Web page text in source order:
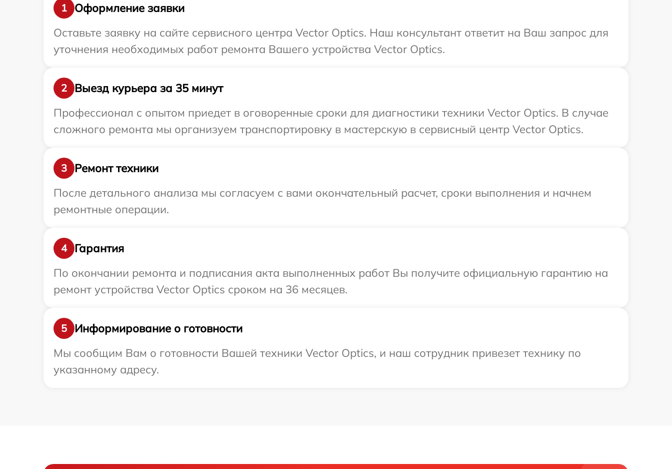
1
Оформление заявки
Оставьте заявку на сайте сервисного центра Vector Optics. Наш консультант ответит на Ваш запрос для
уточнения необходимых работ ремонта Вашего устройства Vector Optics.
2
Выезд курьера за 35 минут
Профессионал с опытом приедет в оговоренные сроки для диагностики техники Vector Optics. В случае
сложного ремонта мы организуем транспортировку в мастерскую в сервисный центр Vector Optics.
3
Ремонт техники
После детального анализа мы согласуем с вами окончательный расчет, сроки выполнения и начнем
ремонтные операции.
4
Гарантия
По окончании ремонта и подписания акта выполненных работ Вы получите официальную гарантию на
ремонт устройства Vector Optics сроком на 36 месяцев.
5
Информирование о готовности
Мы сообщим Вам о готовности Вашей техники Vector Optics, и наш сотрудник привезет технику по
указанному адресу.